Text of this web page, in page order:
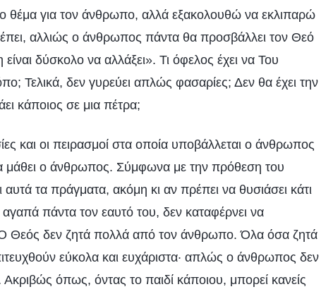
θέμα για τον άνθρωπο, αλλά εξακολουθώ να εκλιπαρώ
αλλιώς ο άνθρωπος πάντα θα προσβάλλει τον Θεό
δύσκολο να αλλάξει». Τι όφελος έχει να Του
Τελικά, δεν γυρεύει απλώς φασαρίες; Δεν θα έχει την
κάποιος σε μια πέτρα;
και οι πειρασμοί στα οποία υποβάλλεται ο άνθρωπος
μάθει ο άνθρωπος. Σύμφωνα με την πρόθεση του
τα πράγματα, ακόμη κι αν πρέπει να θυσιάσει κάτι
πάντα τον εαυτό του, δεν καταφέρνει να
Ο Θεός δεν ζητά πολλά από τον άνθρωπο. Όλα όσα ζητά
εύκολα και ευχάριστα· απλώς ο άνθρωπος δεν
Ακριβώς όπως, όντας το παιδί κάποιου, μπορεί κανείς